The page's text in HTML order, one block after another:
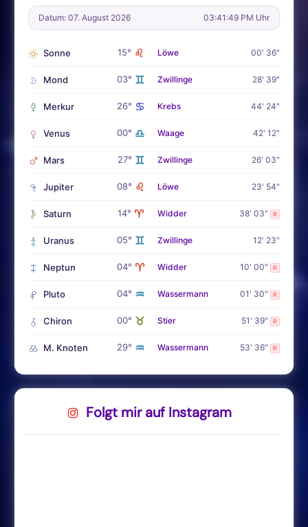
Datum: 07. August 2026 03:41:51 PM Uhr
Sonne 15° ♌ Löwe 00' 36"
Mond 03° ♊ Zwillinge 28' 39"
Merkur 26° ♋ Krebs 44' 24"
Venus 00° ♎ Waage 42' 12"
Mars 27° ♊ Zwillinge 26' 03"
Jupiter 08° ♌ Löwe 23' 54"
Saturn 14° ♈ Widder 38' 03" R
Uranus 05° ♊ Zwillinge 12' 23"
Neptun 04° ♈ Widder 10' 00" R
Pluto 04° ♒ Wassermann 01' 30" R
Chiron 00° ♉ Stier 51' 39" R
M. Knoten 29° ♒ Wassermann 53' 36" R
Folgt mir auf Instagram